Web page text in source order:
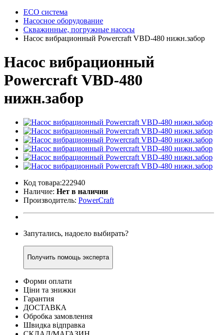
ECO система
Насосное оборудование
Скважинные, погружные насосы
Насос вибрационный Powercraft VBD-480 нижн.забор
Насос вибрационный
Powercraft VBD-480
нижн.забор
Код товара:222940
Наличие: Нет в наличии
Производитель: PowerCraft
Запутались, надоело выбирать?
Получить помощь эксперта
Форми оплати
Ціни та знижки
Гарантия
ДОСТАВКА
Обробка замовлення
Швидка відправка